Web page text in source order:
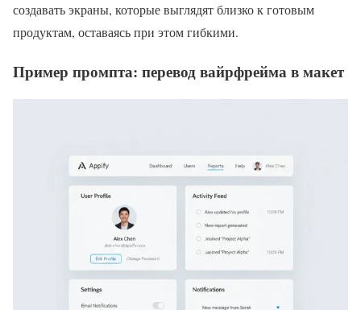
создавать экраны, которые выглядят близко к готовым
продуктам, оставаясь при этом гибкими.
Пример промпта: перевод вайрфрейма в макет